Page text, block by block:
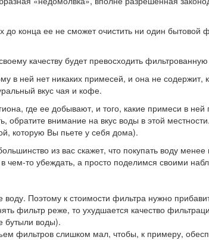
конца ее не сможет очистить ни один бытовой
качеству будет превосходить
в ней нет никаких примесей, и она не содержит,
вкус чая и кофе.
где ее добывают, и того, какие примеси в
обратите внимание на вкус воды в этой
которую Вы пьете у себя дома).
из вас скажет, что покупать воду
то убеждать, а просто поделимся своими
Поэтому к стоимости фильтра нужно
фильтр реже, то ухудшается качество
бутыли воды).
фильтров слишком мал, чтобы, к примеру,